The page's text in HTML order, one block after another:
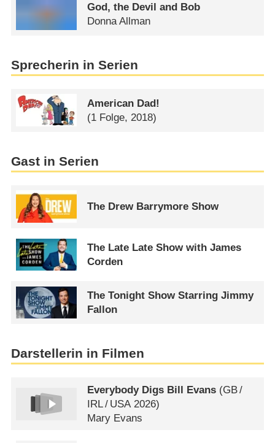
God, the Devil and Bob
Donna Allman
Sprecherin in Serien
American Dad!
(1 Folge, 2018)
Gast in Serien
The Drew Barrymore Show
The Late Late Show with James
Corden
The Tonight Show Starring Jimmy
Fallon
Darstellerin in Filmen
Everybody Digs Bill Evans (GB/
IRL/ USA 2026)
Mary Evans